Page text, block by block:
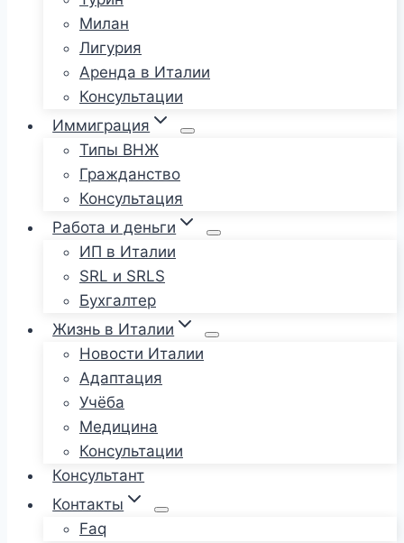
Милан
Лигурия
Аренда в Италии
Консультации
Иммиграция
Типы ВНЖ
Гражданство
Консультация
Работа и деньги
ИП в Италии
SRL и SRLS
Бухгалтер
Жизнь в Италии
Новости Италии
Адаптация
Учёба
Медицина
Консультации
Консультант
Контакты
Faq